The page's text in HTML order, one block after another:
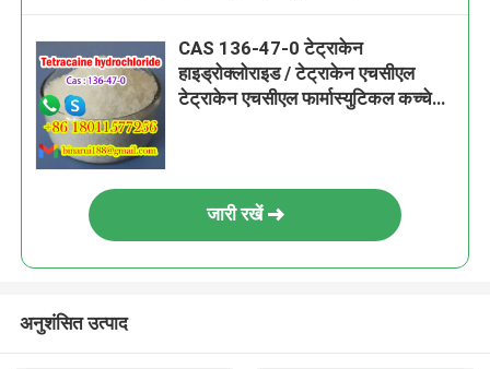
CAS 136-47-0 टेट्राकेन
हाइड्रोक्लोराइड / टेट्राकेन एचसीएल
टेट्राकेन एचसीएल फार्मास्युटिकल कच्चे
जारी रखें
अनुशंसित उत्पाद